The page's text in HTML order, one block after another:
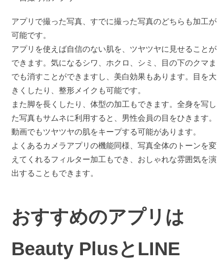
アプリで撮った写真、すでに撮った写真のどちらも加工が
可能です。
アプリを使えば自信のない肌を、ツヤツヤに見せることが
できます。気になるシワ、ホクロ、シミ、目の下のクマま
でも消すことができますし、美白効果もあります。目を大
きくしたり、整形メイクも可能です。
また脚を長くしたり、体型の加工もできます。全身を写し
た写真もサムネに利用すると、男性会員の目をひきます。
動画でもツヤツヤの肌をキープする可能があります。
よくあるカメラアプリの機能同様、写真全体のトーンを変
えてくれるフィルター加工もでき、おしゃれな雰囲気を演
出することもできます。
おすすめのアプリは
Beauty PlusとLINE